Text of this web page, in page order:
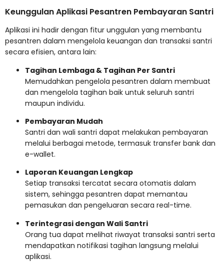
Keunggulan Aplikasi Pesantren Pembayaran Santri
Aplikasi ini hadir dengan fitur unggulan yang membantu
pesantren dalam mengelola keuangan dan transaksi santri
secara efisien, antara lain:
Tagihan Lembaga & Tagihan Per Santri
Memudahkan pengelola pesantren dalam membuat
dan mengelola tagihan baik untuk seluruh santri
maupun individu.
Pembayaran Mudah
Santri dan wali santri dapat melakukan pembayaran
melalui berbagai metode, termasuk transfer bank dan
e-wallet.
Laporan Keuangan Lengkap
Setiap transaksi tercatat secara otomatis dalam
sistem, sehingga pesantren dapat memantau
pemasukan dan pengeluaran secara real-time.
Terintegrasi dengan Wali Santri
Orang tua dapat melihat riwayat transaksi santri serta
mendapatkan notifikasi tagihan langsung melalui
aplikasi.